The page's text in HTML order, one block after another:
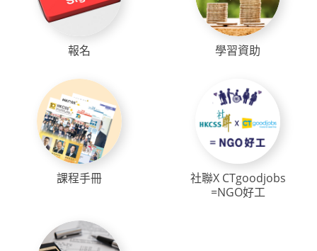
報名 學習資助
課程手冊
社聯X CTgoodjobs
=NGO好工